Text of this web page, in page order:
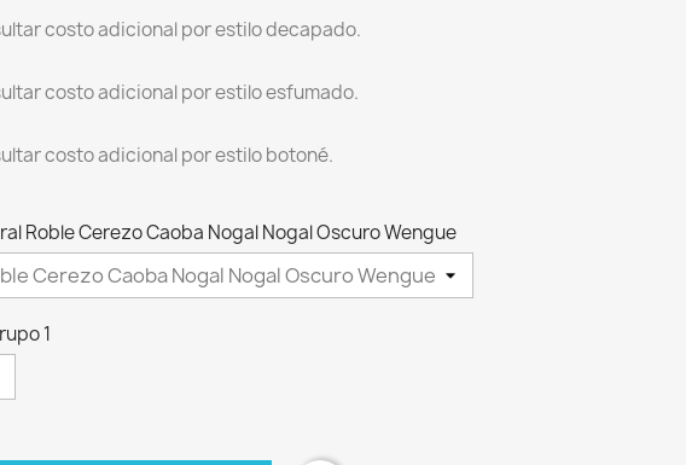
costo adicional por estilo decapado.
costo adicional por estilo esfumado.
costo adicional por estilo botoné.
Roble Cerezo Caoba Nogal Nogal Oscuro Wengue
1